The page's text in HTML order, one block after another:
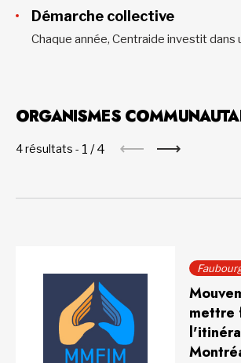
Démarche collective
ORGANISMES
4 résultats - 1 /4
mettre